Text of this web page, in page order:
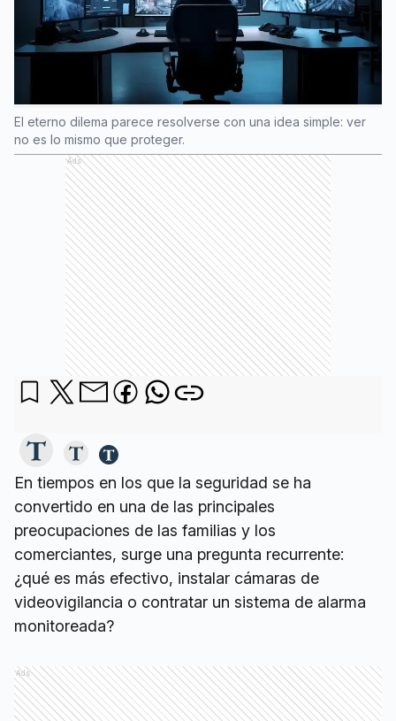
El eterno dilema parece resolverse con una idea simple: ver
no es lo mismo que proteger.
Ads
En tiempos en los que la seguridad se ha
convertido en una de las principales
preocupaciones de las familias y los
comerciantes, surge una pregunta recurrente:
¿qué es más efectivo, instalar cámaras de
videovigilancia o contratar un sistema de alarma
monitoreada?
Ads